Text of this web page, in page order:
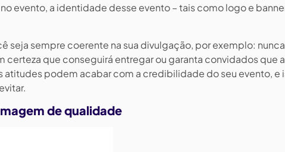
evento, a identidade desse evento – tais como logo e
seja sempre coerente na sua divulgação, por exemplo: nunca
certeza que conseguirá entregar ou garanta convidados que
atitudes podem acabar com a credibilidade do seu evento, e
de qualidade